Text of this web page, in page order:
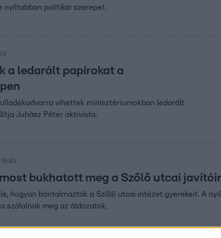
nyíltabban politikai szerepet.
a ledarált papírokat a
vihettek minisztériumokban ledarált
Juhász Péter aktivista.
bukhatott meg a Szőlő utcai
hogyan bántalmazták a Szőlő utcai intézet gyerekeit. A
szólalnak meg az áldozatok.